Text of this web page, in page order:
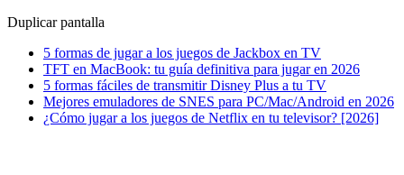
Duplicar pantalla
5 formas de jugar a los juegos de Jackbox en TV
TFT en MacBook: tu guía definitiva para jugar en 2026
5 formas fáciles de transmitir Disney Plus a tu TV
Mejores emuladores de SNES para PC/Mac/Android en 2026
¿Cómo jugar a los juegos de Netflix en tu televisor? [2026]